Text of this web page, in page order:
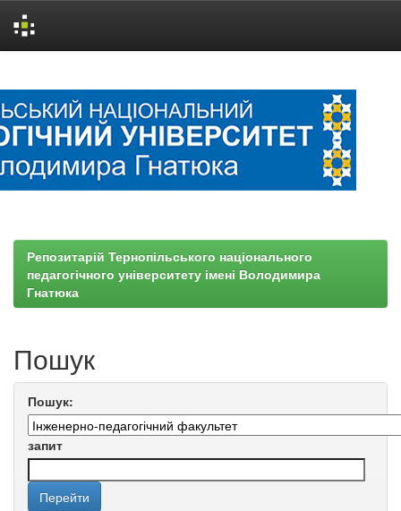
Репозитарій Тернопільського національного
педагогічного університету імені Володимира
Гнатюка
Пошук
Пошук:
запит